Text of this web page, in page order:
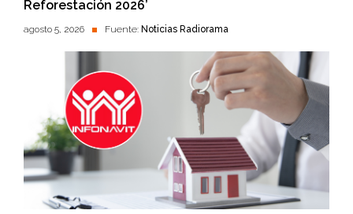
Reforestación 2026’
agosto 5, 2026 Fuente: Noticias Radiorama